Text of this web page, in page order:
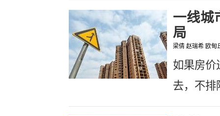
一线城
局
梁倩 赵瑞希 欧
如果房价
去，不排